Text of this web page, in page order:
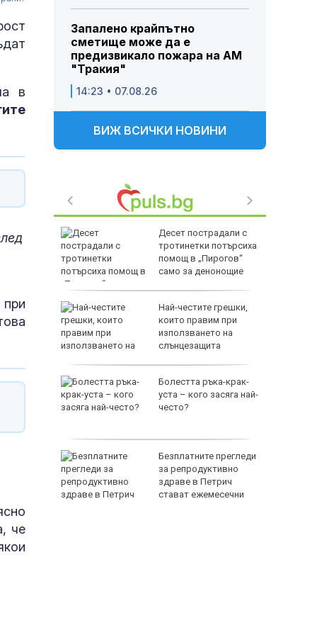
в
че
Запалено крайпътно
сметище може да е
предизвикало пожара на АМ
"Тракия"
14:23 • 07.08.26
ВИЖ ВСИЧКИ НОВИНИ
в
ареста
Десет пострадали с
тротинетки потърсиха
помощ в „Пирогов“
само за денонощие
Най-честите грешки,
които правим при
използването на
слънцезащита
Болестта ръка-крак-
уста – кого засяга най-
често?
Безплатните прегледи
за репродуктивно
здраве в Петрич
стават ежемесечни